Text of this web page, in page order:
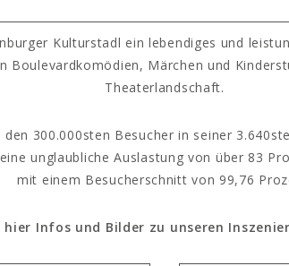
Kulturstadl ein lebendiges und
Boulevardkomödien, Märchen und
Theaterlandschaft.
300.000sten Besucher in seiner
unglaubliche Auslastung von über 83
mit einem Besucherschnitt von 99,76
hier Infos und Bilder zu unseren